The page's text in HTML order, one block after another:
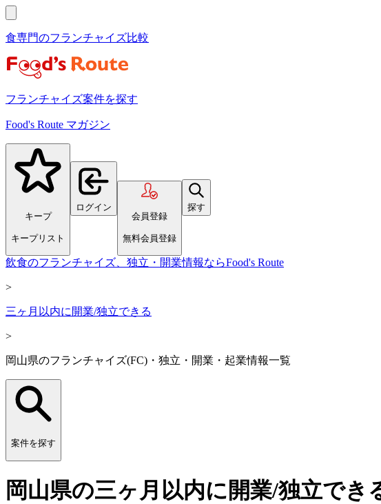
食専門のフランチャイズ比較
フランチャイズ案件を探す
Food's Route マガジン
キープ
キープリスト
ログイン
会員登録
無料会員登録
探す
飲食のフランチャイズ、独立・開業情報ならFood's Route
>
三ヶ月以内に開業/独立できる
>
岡山県のフランチャイズ(FC)・独立・開業・起業情報一覧
案件を探す
岡山県の三ヶ月以内に開業/独立で